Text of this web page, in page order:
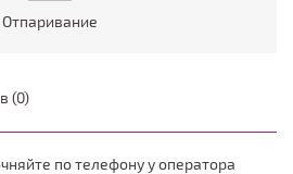
Отпаривание
(0)
по телефону у оператора